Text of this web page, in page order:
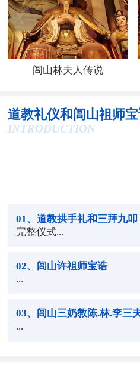
闾山林夫人传说
道教礼仪和闾山祖师
INTRODUCTION
01 、道教拱手礼和三拜九叩
完整仪式...
02、闾山许祖师宝诰
...
03、闾山三奶教陈.林.李三
...